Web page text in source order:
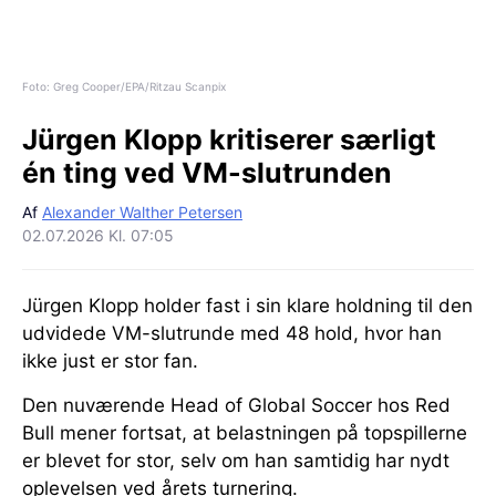
Foto: Greg Cooper/EPA/Ritzau Scanpix
Jürgen Klopp kritiserer særligt
én ting ved VM-slutrunden
Af Alexander Walther Petersen
02.07.2026 Kl. 07:05
Jürgen Klopp holder fast i sin klare holdning til den
udvidede VM-slutrunde med 48 hold, hvor han
ikke just er stor fan.
Den nuværende Head of Global Soccer hos Red
Bull mener fortsat, at belastningen på topspillerne
er blevet for stor, selv om han samtidig har nydt
oplevelsen ved årets turnering.